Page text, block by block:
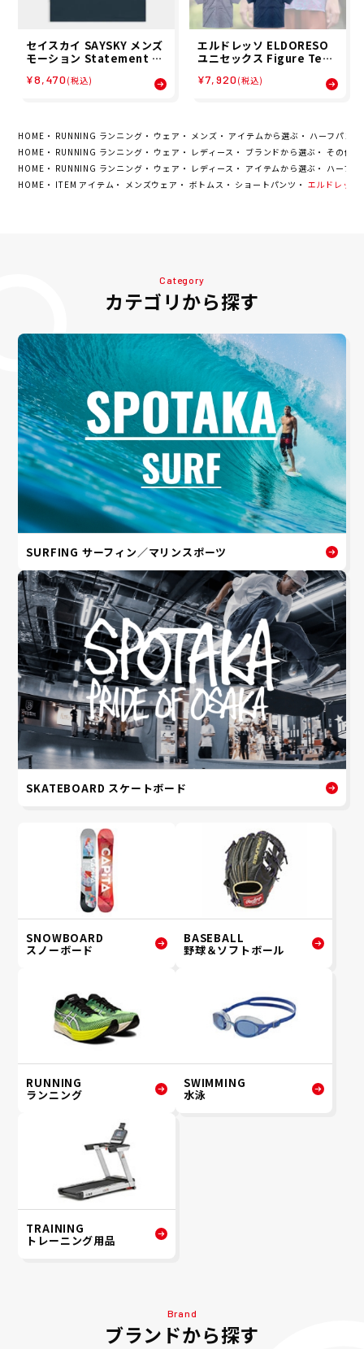
セイスカイ SAYSKY メンズ
モーション Statement M
Tシャツ SM25025C6001 2
¥8,470 (税込)
エルドレッソ ELDORESO
ユニセックス Figure Tee
SP
¥7,920 (税込)
HOME RUNNING ランニング ウェア メンズ アイテムから選ぶ
ハーフパンツ
HOME
RUNNING ランニング ウェア レディース ブランドから選ぶ
その他ブ
HOME
RUNNING ランニング ウェア レディース アイテムから選ぶ
ハーフパ
HOME
ITEM アイテム メンズウェア ボトムス ショートパンツ エルドレッ
Category
カテゴリから探す
SURFING サーフィン／マリンスポーツ
SKATEBOARD スケートボード
SNOWBOARD
スノーボード
BASEBALL
野球＆ソフトボール
RUNNING
ランニング
SWIMMING
水泳
TRAINING
トレーニング用品
Brand
ブランドから探す